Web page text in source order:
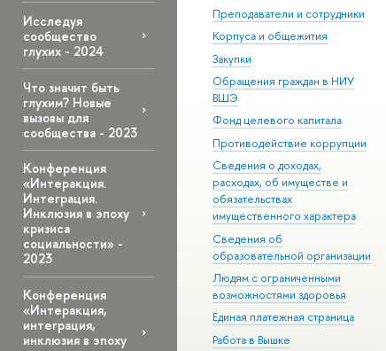
Исследуя
сообщество
глухих - 2024
Что значит быть
глухим? Новые
вызовы для
сообщества - 2023
Конференция
«Интеракция.
Интеграция.
Инклюзия в эпоху
кризиса
социальности» -
2023
Конференция
«Интеракция,
интеграция,
инклюзия в эпоху
Преподаватели и сотрудники
Корпуса и общежития
Закупки
Обращения граждан в НИУ
ВШЭ
Фонд целевого капитала
Противодействие коррупции
Сведения о доходах,
расходах, об имуществе и
обязательствах
имущественного характера
Сведения об
образовательной организации
Людям с ограниченными
возможностями здоровья
Единая платежная страница
Работа в Вышке